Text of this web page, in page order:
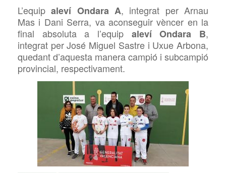
L’equipaleví Ondara A, integrat per Arnau
Mas i Dani Serra, va aconseguir vèncer en la
final absoluta a l’equip aleví Ondara B,
integrat per José Miguel Sastre i Uxue Arbona,
quedant d’aquesta manera campió i subcampió
provincial, respectivament.